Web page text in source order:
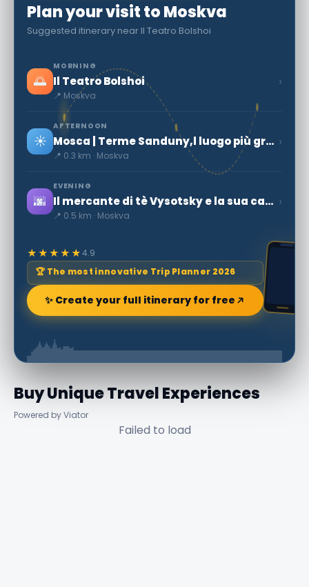
Plan your visit to Moskva
Suggested itinerary near Il Teatro Bolshoi
🌅
MORNING
Il Teatro Bolshoi
📍 Moskva
›
☀️
AFTERNOON
Mosca | Terme Sanduny,l luogo più grandioso
📍 0.3 km · Moskva
›
🌆
EVENING
Il mercante di tè Vysotsky e la sua casa su Ogorodnya Sloboda
📍 0.5 km · Moskva
›
★★★★★4.9
🏆 The most innovative Trip Planner 2026
✨ Create your full itinerary for free
Buy Unique Travel Experiences
Powered by Viator
Failed to load